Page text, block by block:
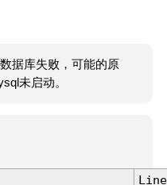
据库失败，可能的原
未启动。
Line